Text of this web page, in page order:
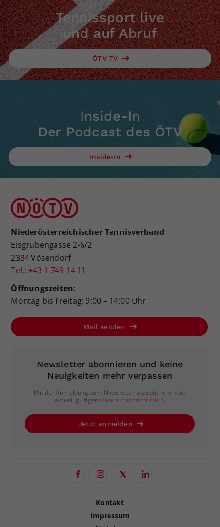
Tennissport live
und auf Abruf
ÖTV TV
Inside-In
Der Podcast des ÖTV
Inside-In
Niederösterreichischer Tennisverband
Eisgrubengasse 2-6/2
2334 Vösendorf
Tel.: +43 1 749 14 11
Öffnungszeiten:
Montag bis Freitag: 9:00 – 14:00 Uhr
Mail senden
Newsletter abonnieren und keine
Neuigkeiten mehr verpassen
Mit der Anmeldung zum Newsletter akzeptiere ich die
aktuell gültigen Datenschutzrichtlinien.
Jetzt anmelden
Kontakt
Impressum